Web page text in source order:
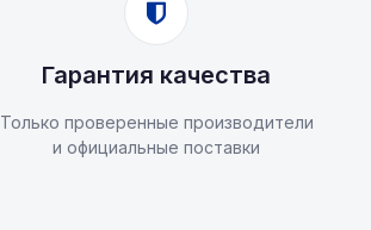
Гарантия качества
Только проверенные производители
и официальные поставки